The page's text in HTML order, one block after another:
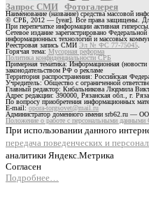
Запрос СМИ Фотогалерея
Наименование (название) средства массовой
© СРБ, 2012 — [year]. Все права защищены. Для
При перепечатке информации активная
Сетевое издание зарегистрировано
информационных технологий и массовых
Реестровая запись СМИ Эл № ФС 77-75045
Горячая тема: Мусорная реформа
Политика конфиденциальности СРБ
Примерная тематика: Информационная (новости
законодательством РФ о рекламе
Территория распространения: Российская
Учредитель: Общество с ограниченной
Главный редактор: Кибальникова Людмила
Адрес редакции: 390000, Рязанская обл., г.
По вопросу приобретения информационных
E-mail:opora-torgsovet@mail.ru
Администратор доменного имени srb62.ru —
Положение о работе с персональными данными
При использовании данного
передача поведенческих и
аналитики Яндекс.Метрика
Согласен
Подробнее…